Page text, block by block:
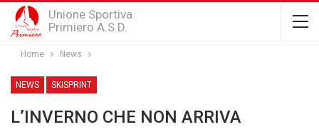
Unione Sportiva
Primiero A.S.D.
Home News
NEWS SKISPRINT
L’INVERNO CHE NON ARRIVA